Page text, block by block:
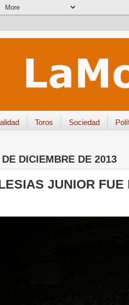
Toros Sociedad
DICIEMBRE DE 2013
JUNIOR